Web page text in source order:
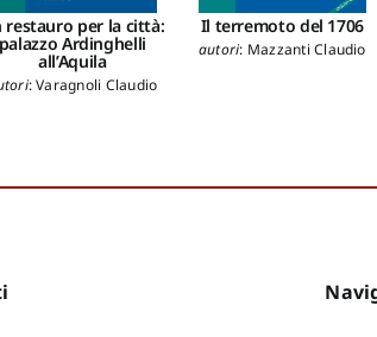
restauro per la città:
palazzo Ardinghelli
all’Aquila
:Varagnoli Claudio
Il terremoto del 1706
autori: Mazzanti Claudio